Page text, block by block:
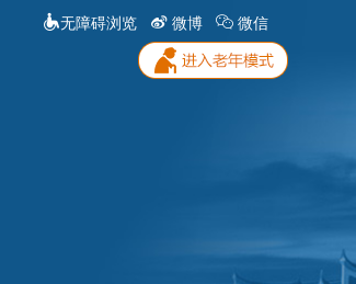
无障碍浏览 微博 微信